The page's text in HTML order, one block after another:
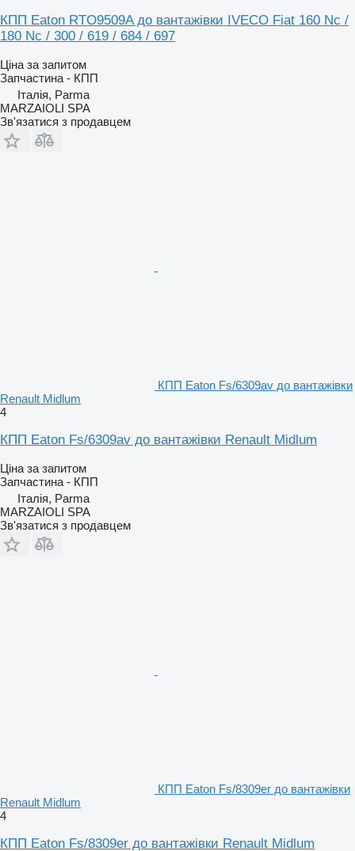
КПП Eaton RTO9509A до вантажівки IVECO Fiat 160 Nc /
180 Nc / 300 / 619 / 684 / 697
Ціна за запитом
Запчастина - КПП
Італія, Parma
MARZAIOLI SPA
Зв'язатися з продавцем
КПП Eaton Fs/6309av до вантажівки
Renault Midlum
4
КПП Eaton Fs/6309av до вантажівки Renault Midlum
Ціна за запитом
Запчастина - КПП
Італія, Parma
MARZAIOLI SPA
Зв'язатися з продавцем
КПП Eaton Fs/8309er до вантажівки
Renault Midlum
4
КПП Eaton Fs/8309er до вантажівки Renault Midlum